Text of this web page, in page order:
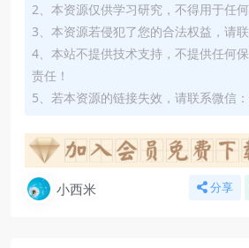
2、本资源仅供学习研究，不得用于任何
3、本资源若侵犯了您的合法权益，请
4、本站不提供技术支持，不提供任何
责任！
5、若本资源的链接失效，请联系微信
小西米 分享